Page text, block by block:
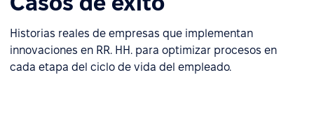
Historias reales de empresas que implementan
innovaciones en RR. HH. para optimizar procesos en
cada etapa del ciclo de vida del empleado.